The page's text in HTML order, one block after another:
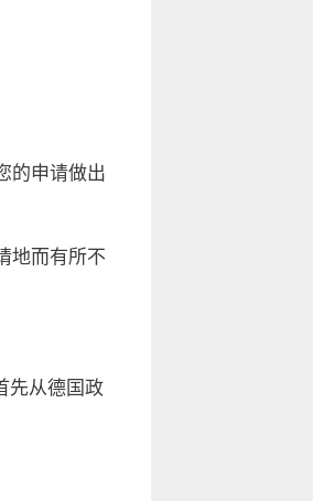
的申请做出
地而有所不
先从德国政